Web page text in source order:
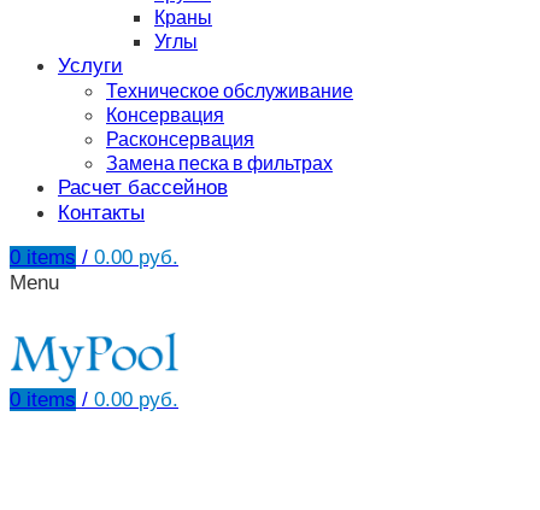
Краны
Углы
Услуги
Техническое обслуживание
Консервация
Расконсервация
Замена песка в фильтрах
Расчет бассейнов
Контакты
0 items / 0.00 руб.
Menu
0 items / 0.00 руб.